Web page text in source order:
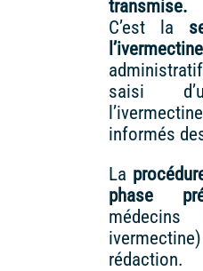
transmise.
C’est la
saisi
informés
La
phase
rédaction.